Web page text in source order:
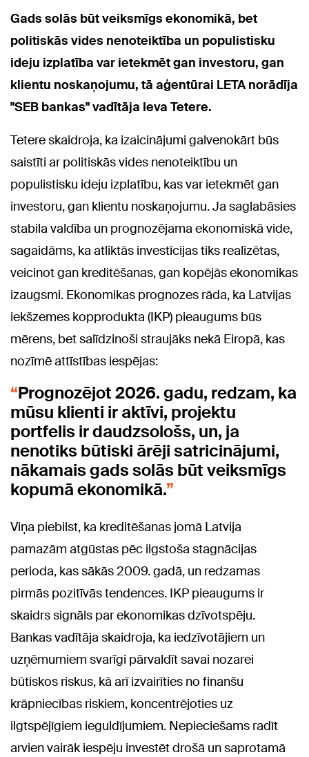
Gads solās būt veiksmīgs ekonomikā, bet
politiskās vides nenoteiktība un populistisku
ideju izplatība var ietekmēt gan investoru, gan
klientu noskaņojumu, tā aģentūrai LETA norādīja
"SEB bankas" vadītāja Ieva Tetere.
Tetere skaidroja, ka izaicinājumi galvenokārt būs
saistīti ar politiskās vides nenoteiktību un
populistisku ideju izplatību, kas var ietekmēt gan
investoru, gan klientu noskaņojumu. Ja saglabāsies
stabila valdība un prognozējama ekonomiskā vide,
sagaidāms, ka atliktās investīcijas tiks realizētas,
veicinot gan kreditēšanas, gan kopējās ekonomikas
izaugsmi. Ekonomikas prognozes rāda, ka Latvijas
iekšzemes kopprodukta (IKP) pieaugums būs
mērens, bet salīdzinoši straujāks nekā Eiropā, kas
nozīmē attīstības iespējas:
Prognozējot 2026. gadu, redzam, ka
mūsu klienti ir aktīvi, projektu
portfelis ir daudzsološs, un, ja
nenotiks būtiski ārēji satricinājumi,
nākamais gads solās būt veiksmīgs
kopumā ekonomikā.
Viņa piebilst, ka kreditēšanas jomā Latvija
pamazām atgūstas pēc ilgstoša stagnācijas
perioda, kas sākās 2009. gadā, un redzamas
pirmās pozitīvās tendences. IKP pieaugums ir
skaidrs signāls par ekonomikas dzīvotspēju.
Bankas vadītāja skaidroja, ka iedzīvotājiem un
uzņēmumiem svarīgi pārvaldīt savai nozarei
būtiskos riskus, kā arī izvairīties no finanšu
krāpniecības riskiem, koncentrējoties uz
ilgtspējīgiem ieguldījumiem. Nepieciešams radīt
arvien vairāk iespēju investēt drošā un saprotamā